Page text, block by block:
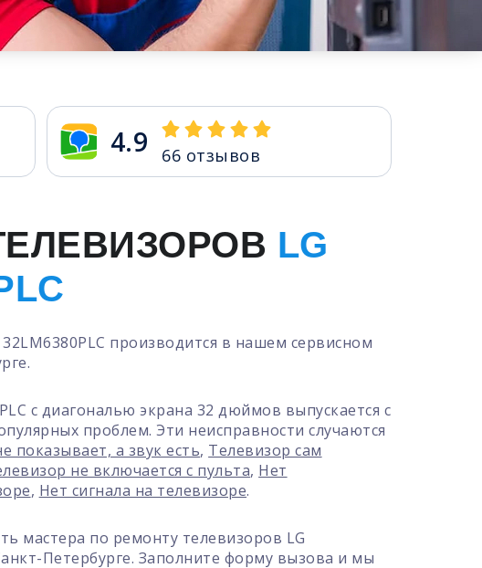
4.9 66 отзывов
LG
производится в нашем сервисном
с диагональю экрана 32 дюймов выпускается с
проблем. Эти неисправности случаются
показывает, а звук есть, Телевизор сам
не включается с пульта, Нет
, Нет сигнала на телевизоре.
мастера по ремонту телевизоров LG
Петербурге. Заполните форму вызова и мы